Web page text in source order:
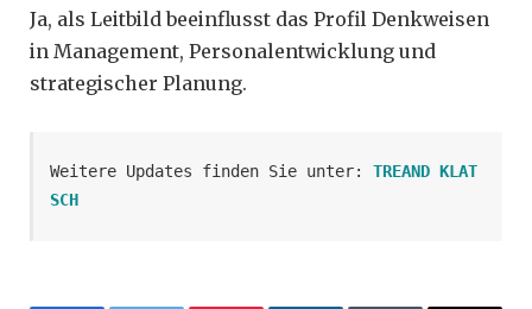
Ja, als Leitbild beeinflusst das Profil Denkweisen
in Management, Personalentwicklung und
strategischer Planung.
Weitere Updates finden Sie unter: TREAND KLAT
SCH